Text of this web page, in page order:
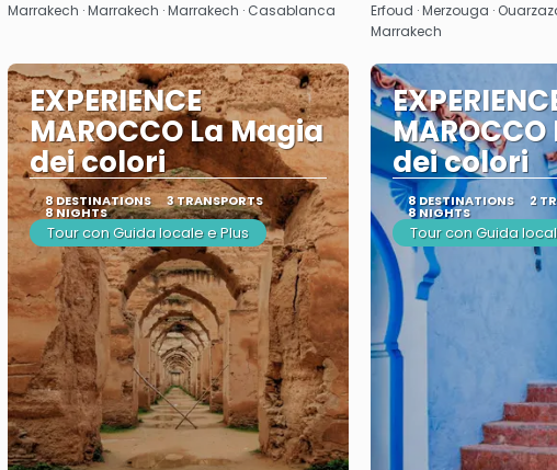
Marrakech · Marrakech · Marrakech · Casablanca
Erfoud · Merzouga ·
Marrakech
EXPERIENCE
MAROCCO La Magia
dei colori
8 DESTINATIONS 3 TRANSPORTS
8 NIGHTS
Tour con Guida locale e Plus
dei colori
8 DESTINATIONS 2
8 NIGHTS
Tour con Guida